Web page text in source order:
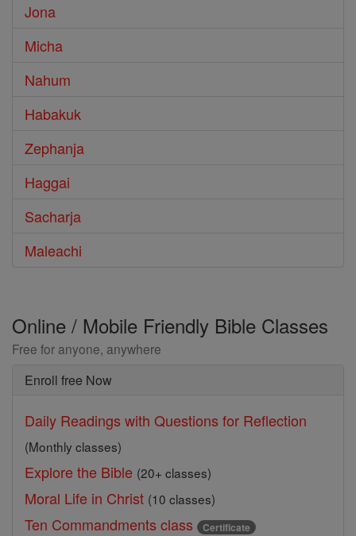
Jona
Micha
Nahum
Habakuk
Zephanja
Haggai
Sacharja
Maleachi
Online / Mobile Friendly Bible Classes
Free for anyone, anywhere
Enroll free Now
Daily Readings with Questions for Reflection
(Monthly classes)
Explore the Bible (20+ classes)
Moral Life in Christ (10 classes)
Ten Commandments class Certificate